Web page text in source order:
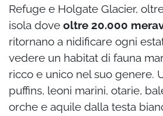
Refuge e Holgate Glacier,
isola dove oltre 20.000
ritornano a nidificare ogni
vedere un habitat di fauna
ricco e unico nel suo genere.
puffins, leoni marini, otarie,
orche e aquile dalla testa